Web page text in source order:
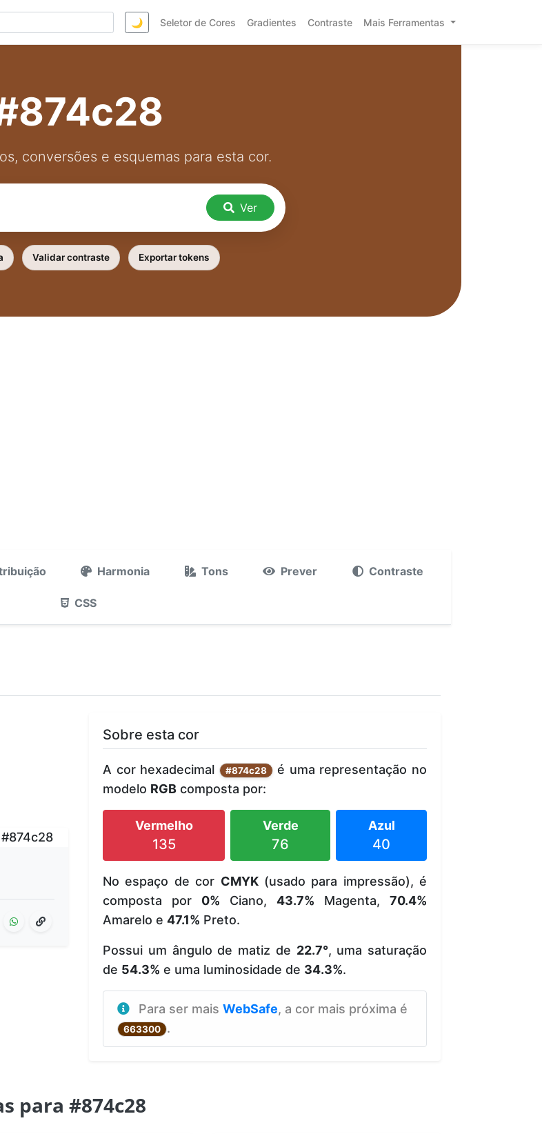
🌙 Seletor de Cores Gradientes Contraste Mais Ferramentas
conversões e esquemas para esta cor.
Ver
Validar contraste Exportar tokens
Harmonia Tons Prever Contraste
CSS
Sobre esta cor
A cor hexadecimal #874c28 é uma representação no
modelo RGB composta por:
Vermelho
135
Verde
76
Azul
40
No espaço de cor CMYK(usado para impressão), é
composta por 0% Ciano, 43.7% Magenta, 70.4%
Amarelo e 47.1% Preto.
Possui um ângulo de matiz de 22.7°, uma saturação
de 54.3% e uma luminosidade de 34.3%.
Para ser mais WebSafe, a cor mais próxima é
663300 .
para #874c28